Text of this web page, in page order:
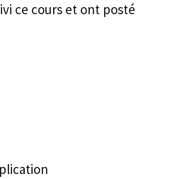
ce cours et ont posté